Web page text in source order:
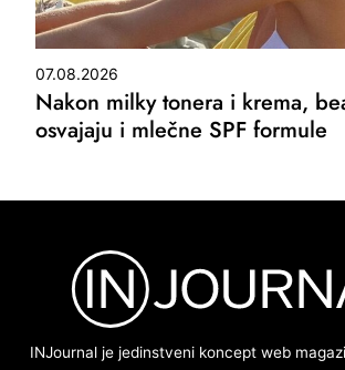
07.08.2026
Nakon milky tonera i krema,
osvajaju i mlečne SPF formule
INJournal je jedinstveni koncept web